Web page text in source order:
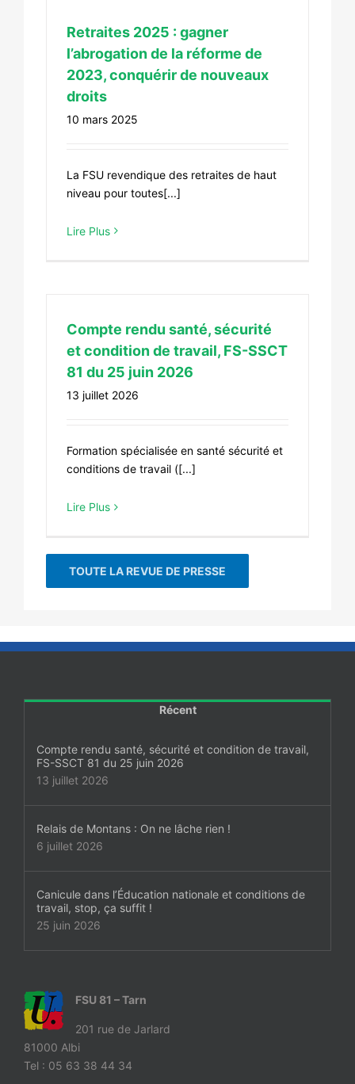
Retraites 2025 : gagner
l’abrogation de la réforme de
2023, conquérir de nouveaux
droits
10 mars 2025
La FSU revendique des retraites de haut
niveau pour toutes[...]
Lire Plus
Compte rendu santé, sécurité
et condition de travail, FS-SSCT
81 du 25 juin 2026
13 juillet 2026
Formation spécialisée en santé sécurité et
conditions de travail ([...]
Lire Plus
TOUTE LA REVUE DE PRESSE
Récent
Compte rendu santé, sécurité et condition de travail,
FS-SSCT 81 du 25 juin 2026
13 juillet 2026
Relais de Montans : On ne lâche rien !
6 juillet 2026
Canicule dans l’Éducation nationale et conditions de
travail, stop, ça suffit !
25 juin 2026
FSU 81 – Tarn
201 rue de Jarlard
81000 Albi
Tel : 05 63 38 44 34